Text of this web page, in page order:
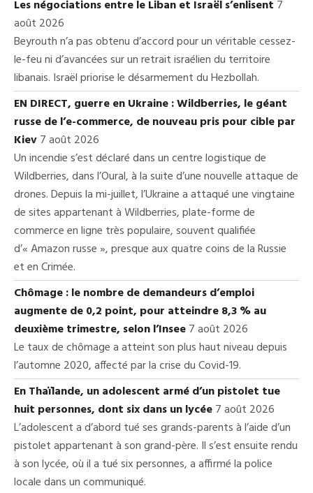
Les négociations entre le Liban et Israël s’enlisent 7
août 2026
Beyrouth n’a pas obtenu d’accord pour un véritable cessez-
le-feu ni d’avancées sur un retrait israélien du territoire
libanais. Israël priorise le désarmement du Hezbollah.
EN DIRECT, guerre en Ukraine : Wildberries, le géant
russe de l’e-commerce, de nouveau pris pour cible par
Kiev7 août 2026
Un incendie s’est déclaré dans un centre logistique de
Wildberries, dans l’Oural, à la suite d’une nouvelle attaque de
drones. Depuis la mi-juillet, l’Ukraine a attaqué une vingtaine
de sites appartenant à Wildberries, plate-forme de
commerce en ligne très populaire, souvent qualifiée
d’« Amazon russe », presque aux quatre coins de la Russie
et en Crimée.
Chômage : le nombre de demandeurs d’emploi
augmente de 0,2 point, pour atteindre 8,3 % au
deuxième trimestre, selon l’Insee7 août 2026
Le taux de chômage a atteint son plus haut niveau depuis
l’automne 2020, affecté par la crise du Covid-19.
En Thaïlande, un adolescent armé d’un pistolet tue
huit personnes, dont six dans un lycée7 août 2026
L’adolescent a d’abord tué ses grands-parents à l’aide d’un
pistolet appartenant à son grand-père. Il s’est ensuite rendu
à son lycée, où il a tué six personnes, a affirmé la police
locale dans un communiqué.